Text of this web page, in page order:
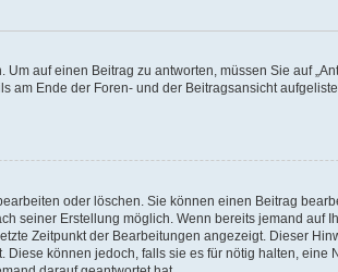
auf einen Beitrag zu antworten, müssen Sie auf
Ende der Foren- und der Beitragsansicht
oder löschen. Sie können einen Beitrag
seiner Erstellung möglich. Wenn bereits jemand auf
Zeitpunkt der Bearbeitungen angezeigt. Dieser
können jedoch, falls sie es für nötig halten, eine